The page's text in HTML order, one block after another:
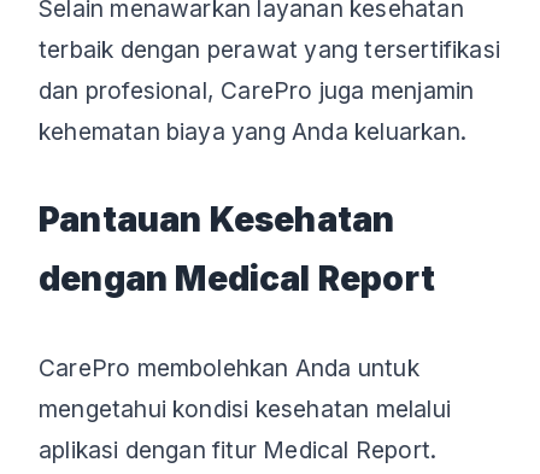
Selain menawarkan layanan kesehatan
terbaik dengan perawat yang tersertifikasi
dan profesional, CarePro juga menjamin
kehematan biaya yang Anda keluarkan.
Pantauan Kesehatan
dengan Medical Report
CarePro membolehkan Anda untuk
mengetahui kondisi kesehatan melalui
aplikasi dengan fitur Medical Report.